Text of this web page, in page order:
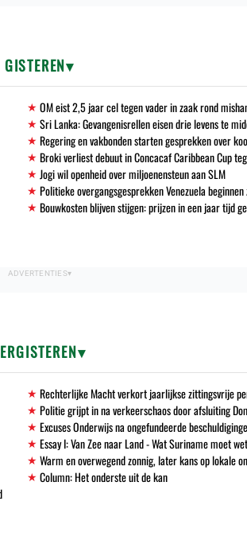
GISTEREN
OM eist 2,5 jaar cel tegen vader in zaak rond
Sri Lanka: Gevangenisrellen eisen drie levens te
Regering en vakbonden starten gesprekken over
Broki verliest debuut in Concacaf Caribbean Cup
Jogi wil openheid over miljoenensteun aan SLM
Politieke overgangsgesprekken Venezuela
Bouwkosten blijven stijgen: prijzen in een jaar tijd
Rechterlijke Macht verkort jaarlijkse zittingsvrije
Politie grijpt in na verkeerschaos door afsluiting
Excuses Onderwijs na ongefundeerde
Essay I: Van Zee naar Land - Wat Suriname moet
Warm en overwegend zonnig, later kans op lokale
Column: Het onderste uit de kan